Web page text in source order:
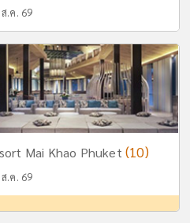
.ค. 69
Mai Khao Phuket (10)
.ค. 69